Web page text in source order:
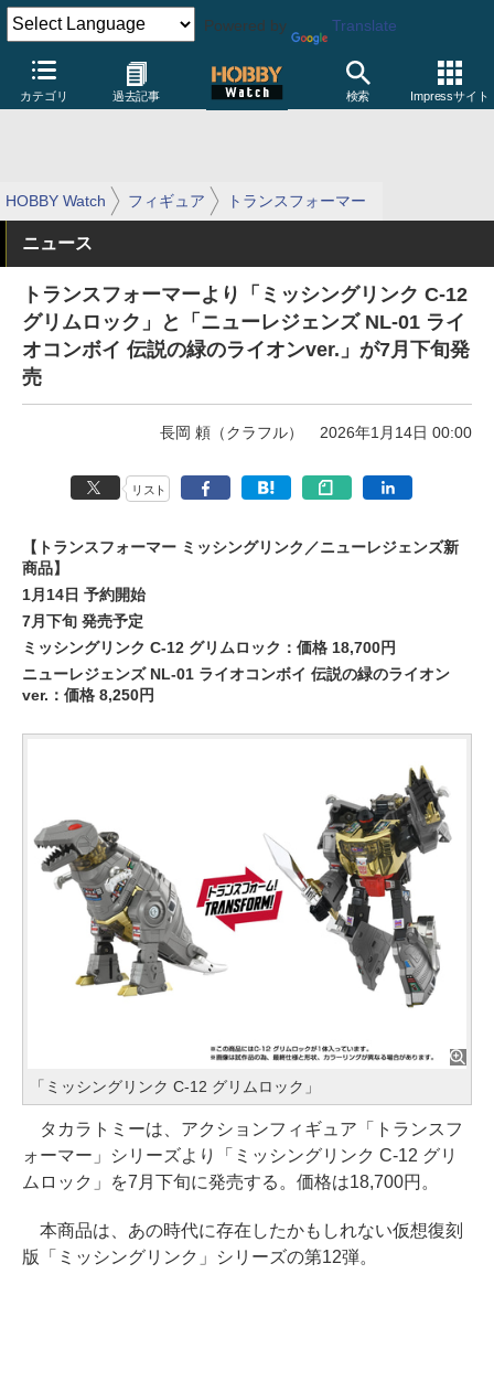
Powered by Translate
カテゴリ 過去記事 検索 Impressサイト
HOBBY Watch フィギュア トランスフォーマー
ニュース
トランスフォーマーより「ミッシングリンク C-12
グリムロック」と「ニューレジェンズ NL-01 ライ
オコンボイ 伝説の緑のライオンver.」が7月下旬発
売
長岡 頼（クラフル） 2026年1月14日 00:00
リスト
【トランスフォーマー ミッシングリンク／ニューレジェンズ新
商品】
1月14日 予約開始
7月下旬 発売予定
ミッシングリンク C-12 グリムロック：価格 18,700円
ニューレジェンズ NL-01 ライオコンボイ 伝説の緑のライオン
ver.：価格 8,250円
「ミッシングリンク C-12 グリムロック」
タカラトミーは、アクションフィギュア「トランスフ
ォーマー」シリーズより「ミッシングリンク C-12 グリ
ムロック」を7月下旬に発売する。価格は18,700円。
本商品は、あの時代に存在したかもしれない仮想復刻
版「ミッシングリンク」シリーズの第12弾。